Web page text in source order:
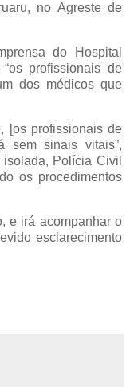
no Agreste de
do Hospital
profissionais de
dos médicos que
[os profissionais de
sem sinais vitais”,
Polícia Civil
os procedimentos
e irá acompanhar o
esclarecimento